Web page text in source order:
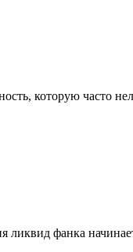
которую часто
фанка